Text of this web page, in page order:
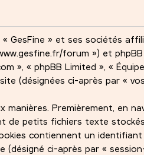
GesFine » et ses sociétés
forum ») et
», « phpBB Limited », «
(désignées ci-après par «
Premièrement, en
de petits fichiers texte
contiennent un
(désigné ci-après par «